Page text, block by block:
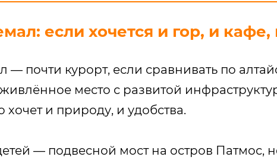
если хочется и гор, и
— почти курорт, если сравнивать по
место с развитой
хочет и природу, и удобства.
— подвесной мост на остров Патмос,